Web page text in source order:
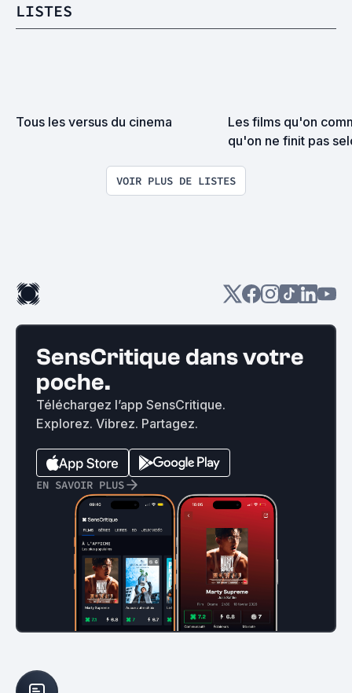
LISTES
Tous les versus du cinema
Les films qu'on
qu'on ne finit pas
VOIR PLUS DE LISTES
SensCritique dans votre
poche.
Téléchargez l’app SensCritique.
Explorez. Vibrez. Partagez.
EN SAVOIR PLUS